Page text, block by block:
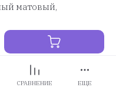
матовый,
СРАВНЕНИЕ ЕЩЕ